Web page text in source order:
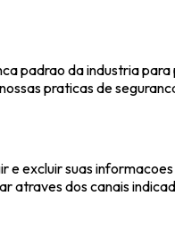
padrao da industria
praticas de
e excluir suas
atraves dos canais